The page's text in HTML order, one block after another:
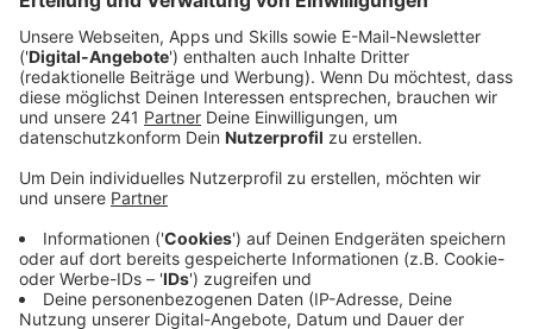
Anzeige
Die Stadt sucht Menschen, die in einer neuen
Arbeitsgruppe an einem Verkehrskonzept mitarbeiten
wollen – die können aus dem Gewerbe oder der
Gastronomie kommen, aber auch ganz normale Bürger
werden gesucht. Hintergrund ist, dass das ursprünglich
beschlossene Verkehrs- und Parkraumkonzept aus
dem Jahr 2023 nach einem Bürgerbegehren politisch
wieder verworfen wurde. Die neue Arbeitsgruppe soll